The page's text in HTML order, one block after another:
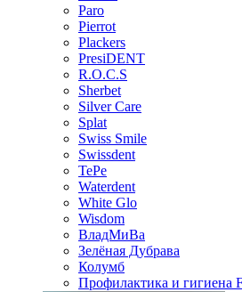
Paro
Pierrot
Plackers
PresiDENT
R.O.C.S
Sherbet
Silver Care
Splat
Swiss Smile
Swissdent
TePe
Waterdent
White Glo
Wisdom
ВладМиВа
Зелёная Дубрава
Колумб
Профилактика и гигиена